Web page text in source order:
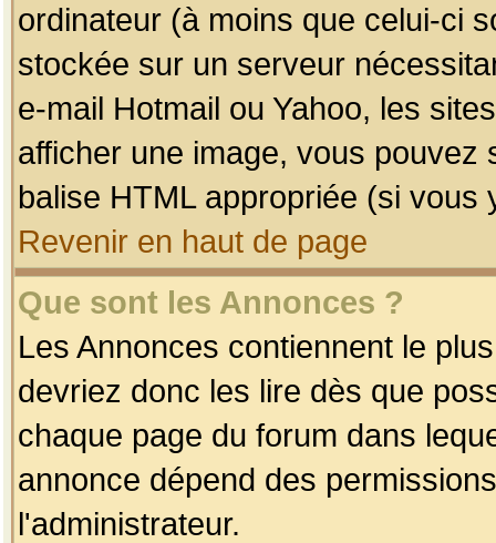
ordinateur (à moins que celui-ci
stockée sur un serveur
e-mail Hotmail ou Yahoo, les
afficher une image, vous pouvez
balise HTML appropriée (si vous
Revenir en haut de page
Que sont les Annonces ?
Les Annonces contiennent le
devriez donc les lire dès que
chaque page du forum dans
annonce dépend des
l'administrateur.